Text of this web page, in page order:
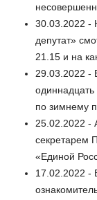
30.03.2022 -
депутат»
21.15 и на
29.03.2022 -
по зимнему
25.02.2022 -
секретарем
«Единой
17.02.2022 -